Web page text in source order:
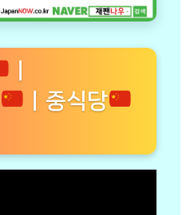
ㅣ중식당